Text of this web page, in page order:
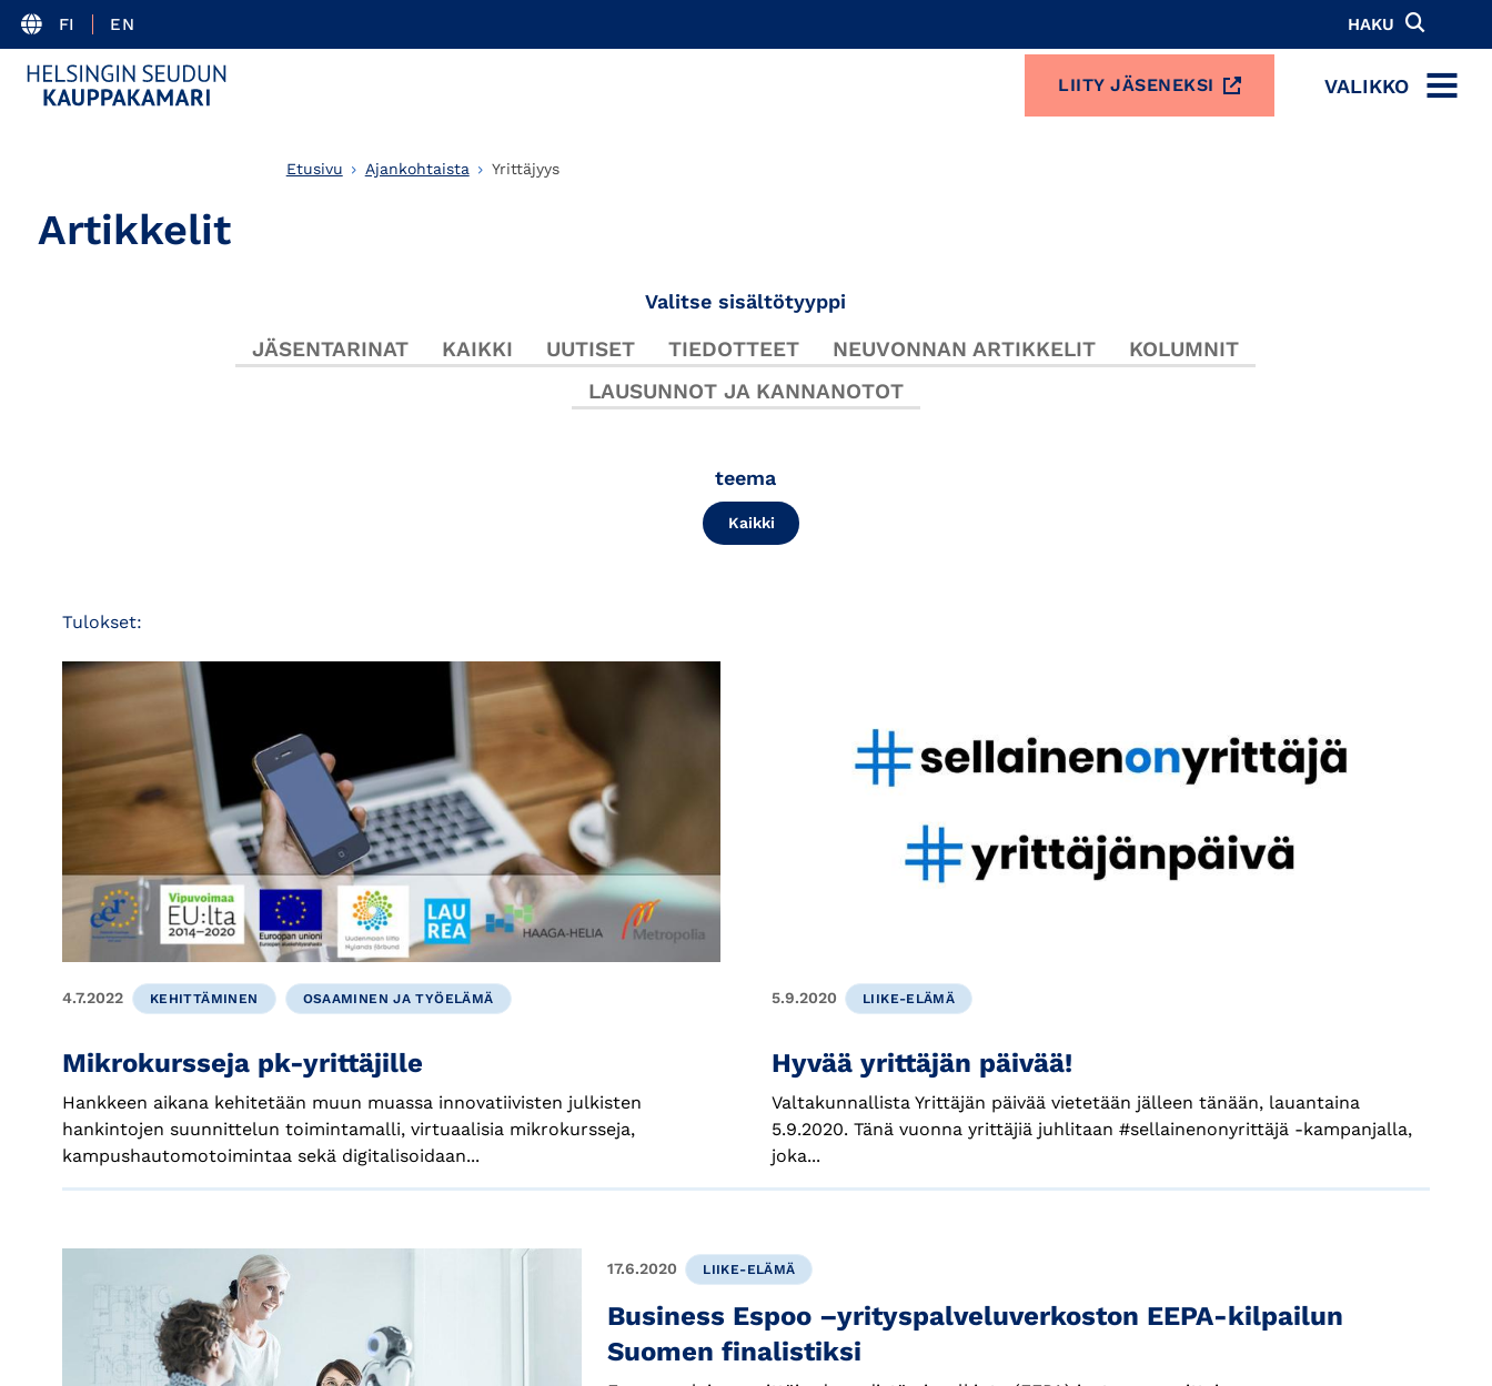
FI EN HAKU
LIITY JÄSENEKSI VALIKKO
MENU
Etusivu Ajankohtaista Yrittäjyys
Artikkelit
Valitse sisältötyyppi
JÄSENTARINAT KAIKKI UUTISET TIEDOTTEET NEUVONNAN ARTIKKELIT
KOLUMNIT
LAUSUNNOT JA KANNANOTOT
teema
Kaikki
Tulokset:
4.7.2022 KEHITTÄMINEN OSAAMINEN JA TYÖELÄMÄ
Mikrokursseja pk-yrittäjille
Hankkeen aikana kehitetään muun muassa innovatiivisten julkisten
hankintojen suunnittelun toimintamalli, virtuaalisia mikrokursseja,
kampushautomotoimintaa sekä digitalisoidaan...
5.9.2020 LIIKE-ELÄMÄ
Hyvää yrittäjän päivää!
Valtakunnallista Yrittäjän päivää vietetään jälleen tänään, lauantaina
5.9.2020. Tänä vuonna yrittäjiä juhlitaan #sellainenonyrittäjä -kampanjalla,
joka...
17.6.2020 LIIKE-ELÄMÄ
Business Espoo –yrityspalveluverkoston EEPA-kilpailun
Suomen finalistiksi